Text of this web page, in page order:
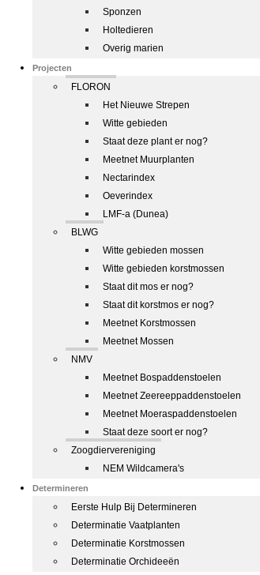
Sponzen
Holtedieren
Overig marien
Projecten
FLORON
Het Nieuwe Strepen
Witte gebieden
Staat deze plant er nog?
Meetnet Muurplanten
Nectarindex
Oeverindex
LMF-a (Dunea)
BLWG
Witte gebieden mossen
Witte gebieden korstmossen
Staat dit mos er nog?
Staat dit korstmos er nog?
Meetnet Korstmossen
Meetnet Mossen
NMV
Meetnet Bospaddenstoelen
Meetnet Zeereeppaddenstoelen
Meetnet Moeraspaddenstoelen
Staat deze soort er nog?
Zoogdiervereniging
NEM Wildcamera's
Determineren
Eerste Hulp Bij Determineren
Determinatie Vaatplanten
Determinatie Korstmossen
Determinatie Orchideeën